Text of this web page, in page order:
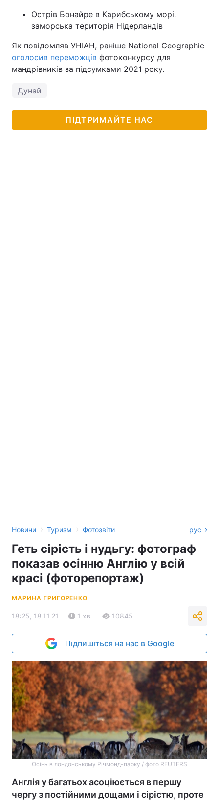
Острів Бонайре в Карибському морі,
заморська територія Нідерландів
Як повідомляв УНІАН, раніше National Geographic
оголосив переможців фотоконкурсу для
мандрівників за підсумками 2021 року.
Дунай
ПІДТРИМАЙТЕ НАС
Новини › Туризм › Фотозвіти рус
Геть сірість і нудьгу: фотограф
показав осінню Англію у всій
красі (фоторепортаж)
МАРИНА ГРИГОРЕНКО
18:25, 18.11.21 1 хв. 10845
Підпишіться на нас в Google
Осінь в лондонському Річмонд-парку / фото REUTERS
Англія у багатьох асоціюється в першу
чергу з постійними дощами і сірістю, проте